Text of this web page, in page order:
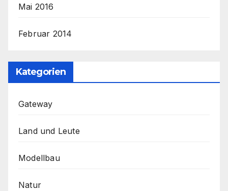
Mai 2016
Februar 2014
Kategorien
Gateway
Land und Leute
Modellbau
Natur